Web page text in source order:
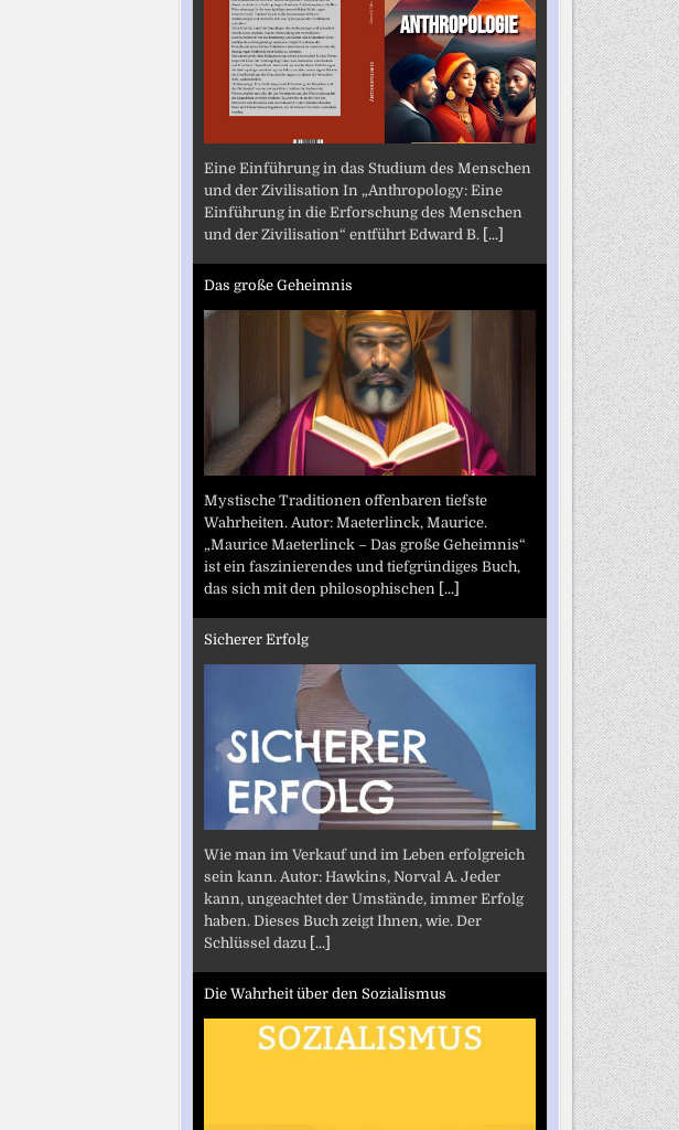
Eine Einführung in das Studium des Menschen
und der Zivilisation In „Anthropology: Eine
Einführung in die Erforschung des Menschen
und der Zivilisation“ entführt Edward B. [...]
Das große Geheimnis
Mystische Traditionen offenbaren tiefste
Wahrheiten. Autor: Maeterlinck, Maurice.
„Maurice Maeterlinck – Das große Geheimnis“
ist ein faszinierendes und tiefgründiges Buch,
das sich mit den philosophischen [...]
Sicherer Erfolg
Wie man im Verkauf und im Leben erfolgreich
sein kann. Autor: Hawkins, Norval A. Jeder
kann, ungeachtet der Umstände, immer Erfolg
haben. Dieses Buch zeigt Ihnen, wie. Der
Schlüssel dazu [...]
Die Wahrheit über den Sozialismus